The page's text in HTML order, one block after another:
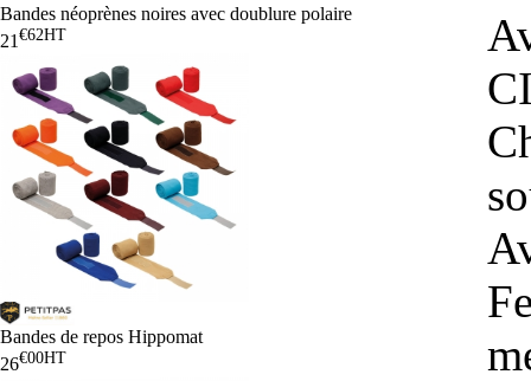
Bandes néoprènes noires avec doublure polaire
21€62HT
Bandes de repos Hippomat
26€00HT